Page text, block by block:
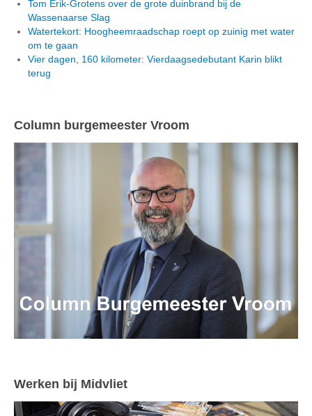
Tom Erik-Grotens over de grote duinbrand bij de
Wassenaarse Slag
Watertekort: Hoogheemraadschap roept op zuinig met water
om te gaan
Vier dagen, 160 kilometer: Vierdaagsedebutant Karin blikt
terug
Column burgemeester Vroom
Werken bij Midvliet